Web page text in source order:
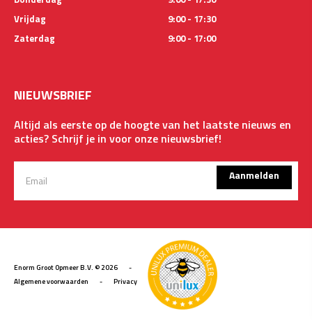
Vrijdag
9:00 - 17:30
Zaterdag
9:00 - 17:00
NIEUWSBRIEF
Altijd als eerste op de hoogte van het laatste nieuws en
acties? Schrijf je in voor onze nieuwsbrief!
Aanmelden
Enorm Groot Opmeer B.V. © 2026
-
Algemene voorwaarden
- Privacy